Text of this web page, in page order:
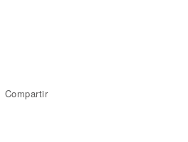
Compartir